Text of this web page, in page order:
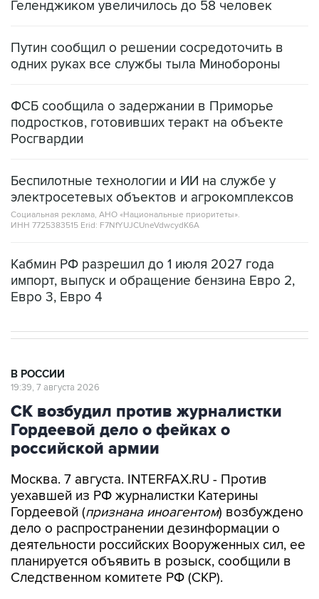
Геленджиком увеличилось до 58 человек
Путин сообщил о решении сосредоточить в
одних руках все службы тыла Минобороны
ФСБ сообщила о задержании в Приморье
подростков, готовивших теракт на объекте
Росгвардии
Беспилотные технологии и ИИ на службе у
электросетевых объектов и агрокомплексов
Социальная реклама, АНО «Национальные приоритеты».
ИНН 7725383515 Erid: F7NfYUJCUneVdwcydK6A
Кабмин РФ разрешил до 1 июля 2027 года
импорт, выпуск и обращение бензина Евро 2,
Евро 3, Евро 4
В РОССИИ
19:39, 7 августа 2026
СК возбудил против журналистки
Гордеевой дело о фейках о
российской армии
Москва. 7 августа. INTERFAX.RU - Против
уехавшей из РФ журналистки Катерины
Гордеевой (признана иноагентом) возбуждено
дело о распространении дезинформации о
деятельности российских Вооруженных сил, ее
планируется объявить в розыск, сообщили в
Следственном комитете РФ (СКР).